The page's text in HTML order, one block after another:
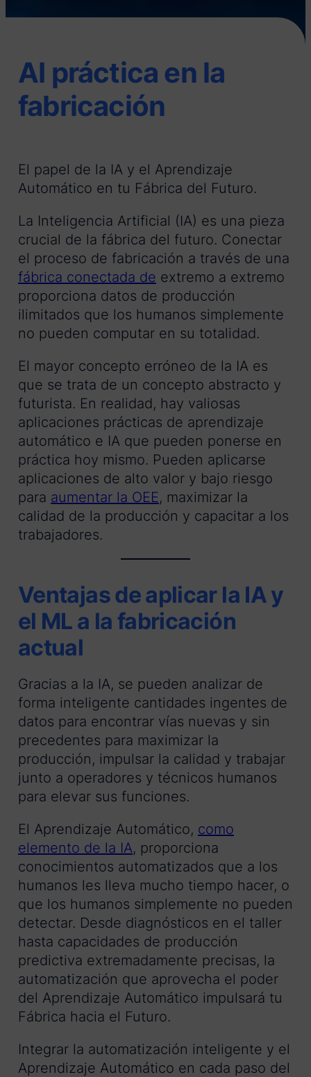
AI práctica en la
fabricación
El papel de la IA y el Aprendizaje
Automático en tu Fábrica del Futuro.
La Inteligencia Artificial (IA) es una pieza
crucial de la fábrica del futuro. Conectar
el proceso de fabricación a través de una
fábrica conectada de extremo a extremo
proporciona datos de producción
ilimitados que los humanos simplemente
no pueden computar en su totalidad.
El mayor concepto erróneo de la IA es
que se trata de un concepto abstracto y
futurista. En realidad, hay valiosas
aplicaciones prácticas de aprendizaje
automático e IA que pueden ponerse en
práctica hoy mismo. Pueden aplicarse
aplicaciones de alto valor y bajo riesgo
para aumentar la OEE, maximizar la
calidad de la producción y capacitar a los
trabajadores.
Ventajas de aplicar la IA y
el ML a la fabricación
actual
Gracias a la IA, se pueden analizar de
forma inteligente cantidades ingentes de
datos para encontrar vías nuevas y sin
precedentes para maximizar la
producción, impulsar la calidad y trabajar
junto a operadores y técnicos humanos
para elevar sus funciones.
El Aprendizaje Automático, como
elemento de la IA, proporciona
conocimientos automatizados que a los
humanos les lleva mucho tiempo hacer, o
que los humanos simplemente no pueden
detectar. Desde diagnósticos en el taller
hasta capacidades de producción
predictiva extremadamente precisas, la
automatización que aprovecha el poder
del Aprendizaje Automático impulsará tu
Fábrica hacia el Futuro.
Integrar la automatización inteligente y el
Aprendizaje Automático en cada paso del